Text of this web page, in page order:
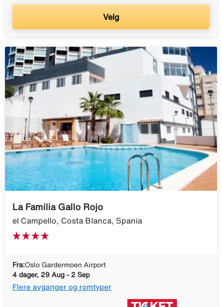
Velg
La Familia Gallo Rojo
el Campello, Costa Blanca, Spania
Fra:Oslo Gardermoen Airport
4 dager, 29 Aug - 2 Sep
Flere avganger og romtyper